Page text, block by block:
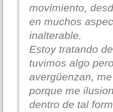
movimiento,
en muchos
inalterable.
Estoy tratando
tuvimos algo
avergüenzan,
porque me
dentro de tal